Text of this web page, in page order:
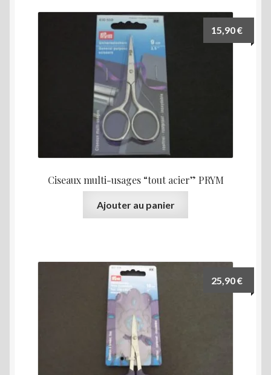
Ciseaux multi-usages “tout acier” PRYM
15,90€
Ajouter au panier
25,90€